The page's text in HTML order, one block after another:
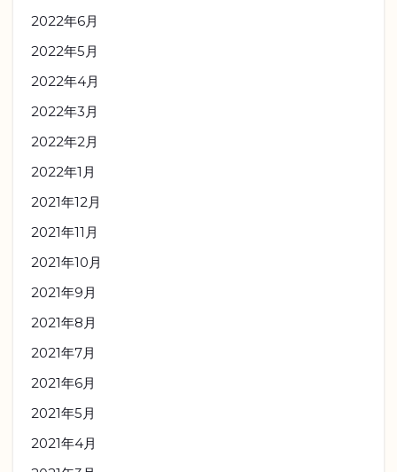
2022年6月
2022年5月
2022年4月
2022年3月
2022年2月
2022年1月
2021年12月
2021年11月
2021年10月
2021年9月
2021年8月
2021年7月
2021年6月
2021年5月
2021年4月